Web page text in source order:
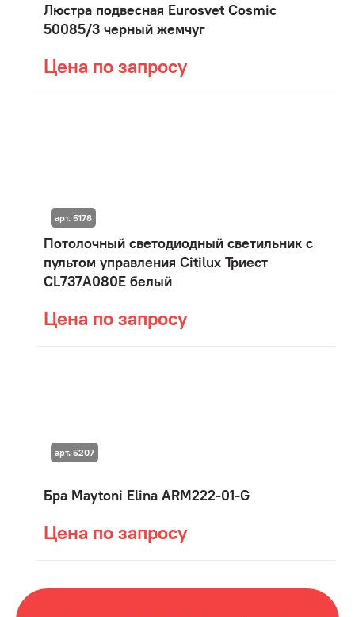
Люстра подвесная Eurosvet Cosmic
50085/3 черный жемчуг
Цена по запросу
Потолочный светодиодный светильник с
пультом управления Citilux Триест
CL737A080E белый
Цена по запросу
арт. 5178
Бра Maytoni Elina ARM222-01-G
Цена по запросу
арт. 5207